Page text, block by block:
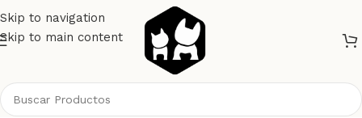
Skip to navigation
Skip to main content